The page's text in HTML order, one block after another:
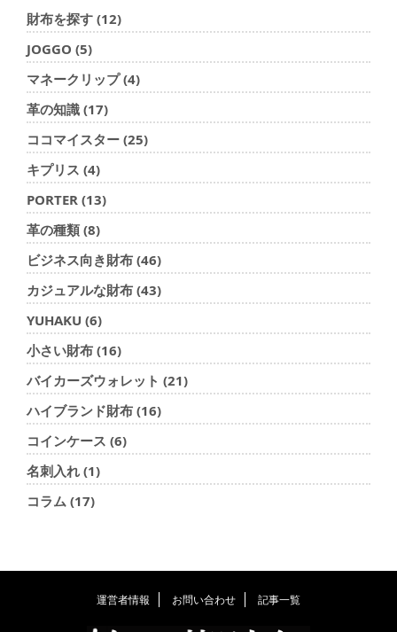
財布を探す (12)
JOGGO (5)
マネークリップ (4)
革の知識 (17)
ココマイスター (25)
キプリス (4)
PORTER (13)
革の種類 (8)
ビジネス向き財布 (46)
カジュアルな財布 (43)
YUHAKU (6)
小さい財布 (16)
バイカーズウォレット (21)
ハイブランド財布 (16)
コインケース (6)
名刺入れ (1)
コラム (17)
運営者情報 お問い合わせ 記事一覧